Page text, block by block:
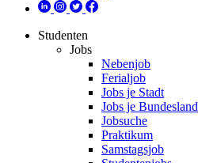
Studenten
Jobs
Nebenjob
Ferialjob
Jobs je Stadt
Jobs je Bundesland
Jobsuche
Praktikum
Samstagsjob